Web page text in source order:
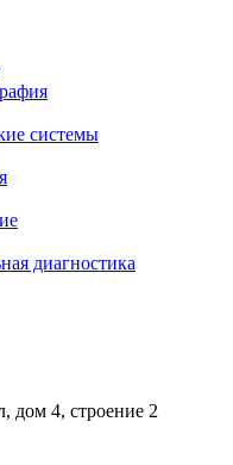
системы
диагностика
дом 4, строение 2